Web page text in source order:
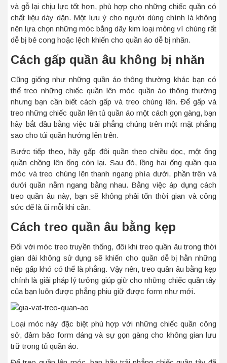
và gỗ lại chịu lực tốt hơn, phù hợp cho những chiếc quần có
chất liệu dày dặn. Một lưu ý cho người dùng chính là không
nên lựa chọn những móc bằng dây kim loại mỏng vì chúng rất
dễ bị bẻ cong hoặc lệch khiến cho quần áo dễ bị nhăn.
Cách gấp quần âu không bị nhăn
Cũng giống như những quần áo thông thường khác bạn có
thể treo những chiếc quần lên móc quần áo thông thường
nhưng bạn cần biết cách gấp và treo chúng lên. Để gấp và
treo những chiếc quần lên tủ quần áo một cách gọn gàng, bạn
hãy bắt đầu bằng việc trải phẳng chúng trên một mặt phẳng
sao cho túi quần hướng lên trên.
Bước tiếp theo, hãy gấp đôi quần theo chiều dọc, một ống
quần chồng lên ống còn lại. Sau đó, lồng hai ống quần qua
móc và treo chúng lên thanh ngang phía dưới, phần trên và
dưới quần nằm ngang bằng nhau. Bằng việc áp dụng cách
treo quần âu này, bạn sẽ không phải tốn thời gian và công
sức để là ủi mỗi khi cần.
Cách treo quần âu bằng kẹp
Đối với móc treo truyền thống, đôi khi treo quần âu trong thời
gian dài không sử dụng sẽ khiến cho quần dễ bị hằn những
nếp gấp khó có thể là phẳng. Vậy nên, treo quần âu bằng kẹp
chính là giải pháp lý tưởng giúp giữ cho những chiếc quần tây
của bạn luôn được phẳng phiu giữ được form như mới.
Loại móc này đặc biệt phù hợp với những chiếc quần công
sở, đảm bảo form dáng và sự gọn gàng cho không gian lưu
trữ trong tủ quần áo.